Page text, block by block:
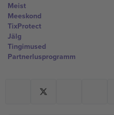
Meist
Meeskond
TixProtect
Jälg
Tingimused
Partnerlusprogramm